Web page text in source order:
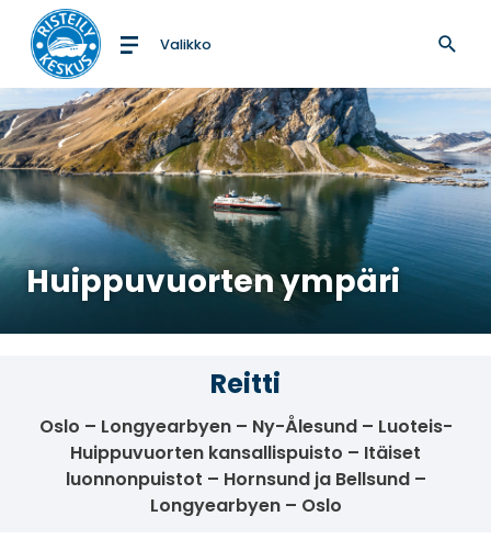
Etusivulle
Valikko
Huippuvuorten ympäri
Reitti
Oslo – Longyearbyen – Ny-Ålesund – Luoteis-
Huippuvuorten kansallispuisto – Itäiset
luonnonpuistot – Hornsund ja Bellsund –
Longyearbyen – Oslo